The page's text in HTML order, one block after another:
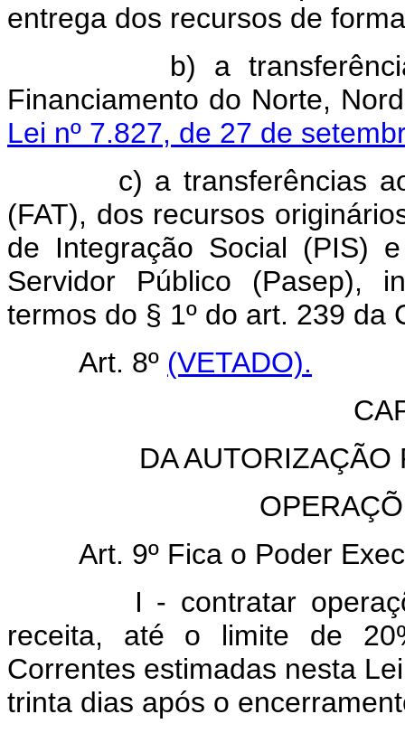
entrega dos recursos de
b) a transferências
Financiamento do Norte,
Lei nº 7.827, de 27 de
c) a transferências ao
(FAT), dos recursos
de Integração Social (PIS)
Servidor Público (Pasep),
termos do § 1º do art. 239 da
Art. 8º (VETADO).
DA AUTORIZAÇÃO
Art. 9º Fica o Poder
I - contratar operações
receita, até o limite de
Correntes estimadas nesta
trinta dias após o